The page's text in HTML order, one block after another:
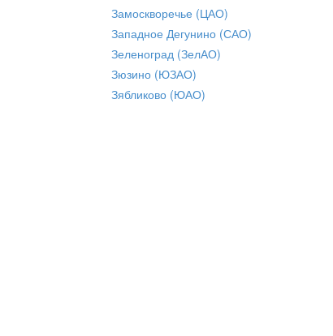
Замоскворечье (ЦАО)
Западное Дегунино (САО)
Зеленоград (ЗелАО)
Зюзино (ЮЗАО)
Зябликово (ЮАО)